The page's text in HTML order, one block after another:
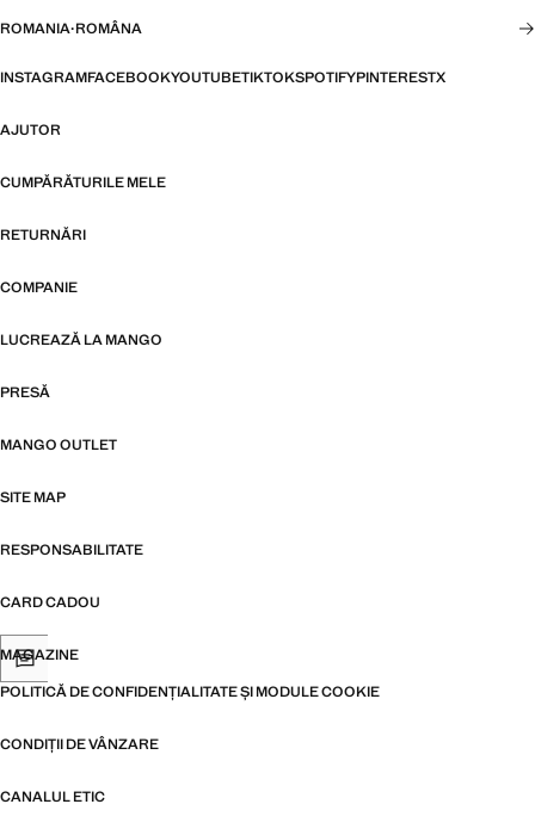
ROMANIA·ROMÂNA
INSTAGRAMFACEBOOKYOUTUBETIKTOKSPOTIFYPINTERESTX
AJUTOR
CUMPĂRĂTURILE MELE
RETURNĂRI
COMPANIE
LUCREAZĂ LA MANGO
PRESĂ
MANGO OUTLET
SITE MAP
RESPONSABILITATE
CARD CADOU
MAGAZINE
POLITICĂ DE CONFIDENȚIALITATE ȘI MODULE COOKIE
CONDIȚII DE VÂNZARE
CANALUL ETIC